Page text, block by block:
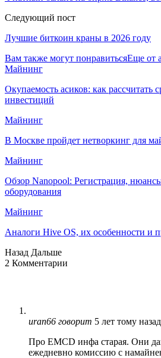
Следующий пост
Лучшие биткоин краны в 2026 году
Вам также могут понравитьсяЕще от
Майнинг
Окупаемость асиков: как рассчитать
инвестиций
Майнинг
В Москве пройдет нетворкинг для
Майнинг
Обзор Nanopool: Регистрация,
оборудования
Майнинг
Аналоги Hive OS, их особенности и
Назад Дальше
2 Комментарии
uran66 говорит 5 лет тому назад
Про EMCD инфа старая. Они
ежедневно комиссию с